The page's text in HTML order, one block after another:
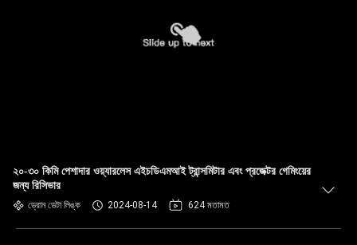
২০-৩০ কিমি পেশাদার ওয়্যারলেস এইচডিএমআই ট্রান্সমিটার এবং প্রজেক্টর গেমিংয়ের
জন্য রিসিভার
ড্রোন ডেটা লিঙ্ক 2024-08-14 624 মতামত